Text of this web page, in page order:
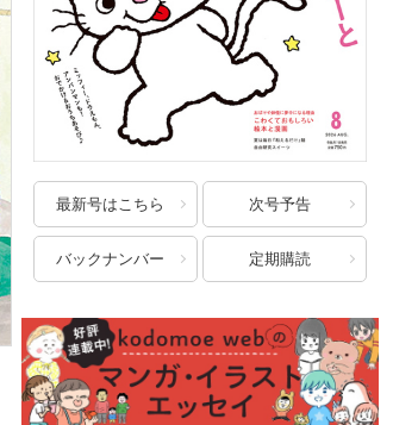
最新号はこちら 次号予告
バックナンバー 定期購読